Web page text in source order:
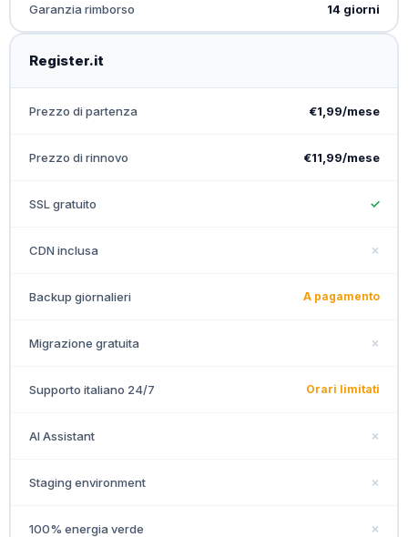
Garanzia rimborso 14 giorni
Register.it
Prezzo di partenza €1,99/mese
Prezzo di rinnovo €11,99/mese
SSL gratuito ✓
CDN inclusa ✗
Backup giornalieri A pagamento
Migrazione gratuita ✗
Supporto italiano 24/7 Orari limitati
AI Assistant ✗
Staging environment ✗
100% energia verde ✗